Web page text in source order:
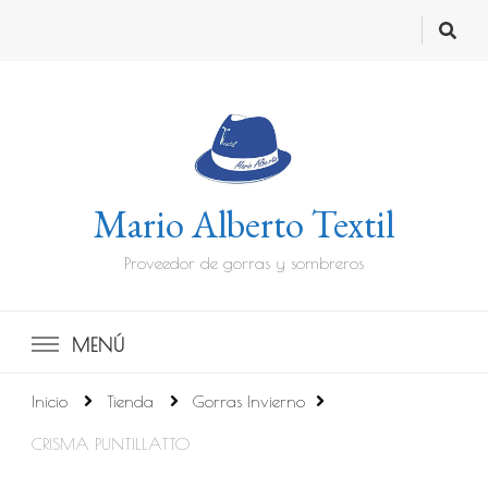
Mario Alberto Textil
Proveedor de gorras y sombreros
MENÚ
Inicio Tienda Gorras Invierno
CRISMA PUNTILLATTO